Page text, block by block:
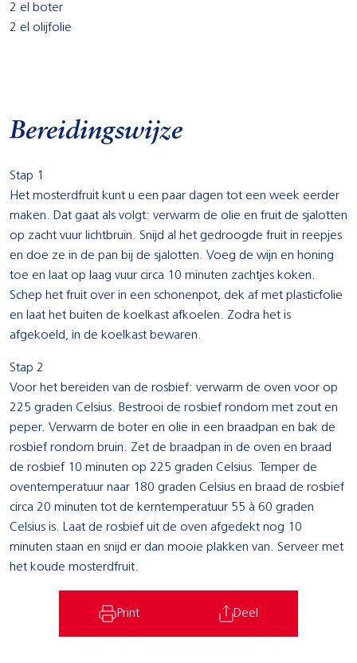
2 el boter
2 el olijfolie
Bereidingswijze
Stap 1
Het mosterdfruit kunt u een paar dagen tot een week eerder
maken. Dat gaat als volgt: verwarm de olie en fruit de sjalotten
op zacht vuur lichtbruin. Snijd al het gedroogde fruit in reepjes
en doe ze in de pan bij de sjalotten. Voeg de wijn en honing
toe en laat op laag vuur circa 10 minuten zachtjes koken.
Schep het fruit over in een schonenpot, dek af met plasticfolie
en laat het buiten de koelkast afkoelen. Zodra het is
afgekoeld, in de koelkast bewaren.
Stap 2
Voor het bereiden van de rosbief: verwarm de oven voor op
225 graden Celsius. Bestrooi de rosbief rondom met zout en
peper. Verwarm de boter en olie in een braadpan en bak de
rosbief rondom bruin. Zet de braadpan in de oven en braad
de rosbief 10 minuten op 225 graden Celsius. Temper de
oventemperatuur naar 180 graden Celsius en braad de rosbief
circa 20 minuten tot de kerntemperatuur 55 à 60 graden
Celsius is. Laat de rosbief uit de oven afgedekt nog 10
minuten staan en snijd er dan mooie plakken van. Serveer met
het koude mosterdfruit.
Print Deel